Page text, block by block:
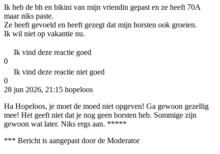
Ik heb de bh en bikini van mijn vriendin gepast en ze heeft 70A
maar niks paste.
Ze heeft gevoeld en heeft gezegt dat mijn borsten ook groeien.
Ik wil niet op vakantie nu.
Ik vind deze reactie goed
0
Ik vind deze reactie niet goed
0
28 jun 2026, 21:15 hopeloos
Ha Hopeloos, je moet de moed niet opgeven! Ga gewoon gezellig
mee! Het geeft niet dat je nog geen borsten heb. Sommige zijn
gewoon wat later. Niks ergs aan. *****
*** Bericht is aangepast door de Moderator